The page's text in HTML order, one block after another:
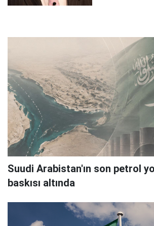
Suudi Arabistan'ın son petrol
baskısı altında